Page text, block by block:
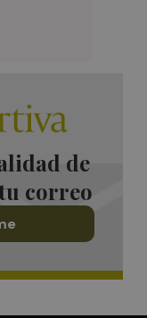
de
correo